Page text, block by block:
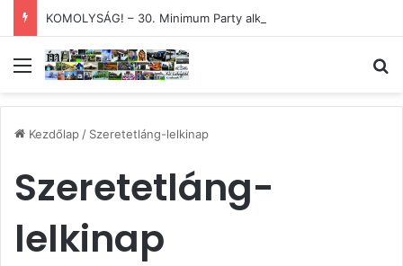
Menü
Kezdőlap/ Szeretetláng-lelkinap
Szeretetláng-
lelkinap